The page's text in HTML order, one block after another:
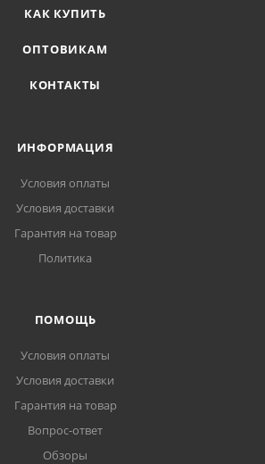
КАК КУПИТЬ
ОПТОВИКАМ
КОНТАКТЫ
ИНФОРМАЦИЯ
Условия оплаты
Условия доставки
Гарантия на товар
Политика
ПОМОЩЬ
Условия оплаты
Условия доставки
Гарантия на товар
Вопрос-ответ
Обзоры